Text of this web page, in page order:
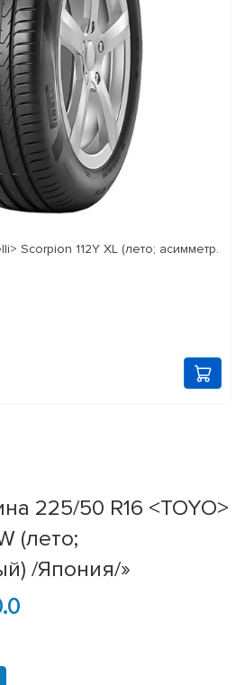
Scorpion 112Y XL (лето; асимметр.
225/50 R16 <TOYO>
(лето;
/Япония/»